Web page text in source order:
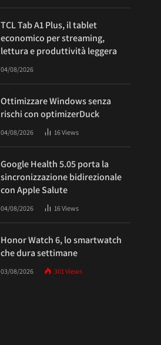
TCL Tab A1 Plus, il tablet
economico per streaming,
lettura e produttività leggera
04/08/2026
Ottimizzare Windows senza
rischi con optimizerDuck
04/08/2026 16Views
Google Health 5.05 porta la
sincronizzazione bidirezionale
con Apple Salute
04/08/2026 16Views
Honor Watch 6, lo smartwatch
che dura settimane
03/08/2026 301Views